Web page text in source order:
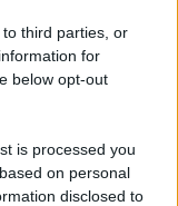
third parties, or
for
below opt-out
is processed you
on personal
disclosed to
- Testata
N. 8/2020 - RG N.
ALL’ANSO
ONLINE)